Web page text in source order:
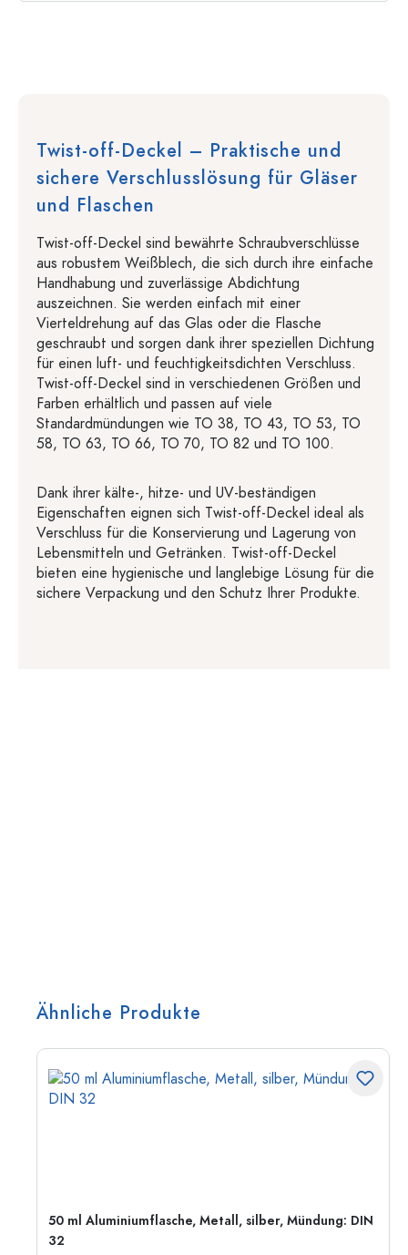
Twist-off-Deckel – Praktische und
sichere Verschlusslösung für Gläser
und Flaschen
Twist-off-Deckel sind bewährte Schraubverschlüsse
aus robustem Weißblech, die sich durch ihre einfache
Handhabung und zuverlässige Abdichtung
auszeichnen. Sie werden einfach mit einer
Vierteldrehung auf das Glas oder die Flasche
geschraubt und sorgen dank ihrer speziellen Dichtung
für einen luft- und feuchtigkeitsdichten Verschluss.
Twist-off-Deckel sind in verschiedenen Größen und
Farben erhältlich und passen auf viele
Standardmündungen wie TO 38, TO 43, TO 53, TO
58, TO 63, TO 66, TO 70, TO 82 und TO 100.
Dank ihrer kälte-, hitze- und UV-beständigen
Eigenschaften eignen sich Twist-off-Deckel ideal als
Verschluss für die Konservierung und Lagerung von
Lebensmitteln und Getränken. Twist-off-Deckel
bieten eine hygienische und langlebige Lösung für die
sichere Verpackung und den Schutz Ihrer Produkte.
Ähnliche Produkte
50 ml Aluminiumflasche, Metall, silber, Mündung: DIN
32